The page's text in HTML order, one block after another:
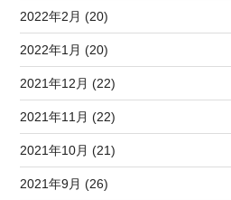
2022年2月 (20)
2022年1月 (20)
2021年12月 (22)
2021年11月 (22)
2021年10月 (21)
2021年9月 (26)